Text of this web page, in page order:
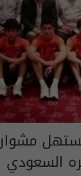
السعودي